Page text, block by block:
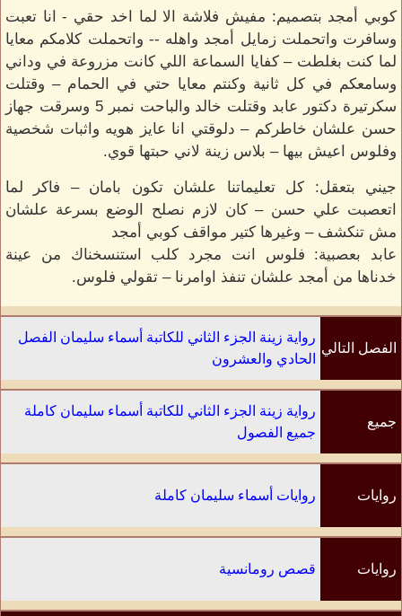
كوبي أمجد بتصميم: مفيش فلاشة الا لما اخد حقي - انا تعبت
وسافرت واتحملت زمايل أمجد واهله -- واتحملت كلامكم معايا
لما كنت بغلطت – كفايا السماعة اللي كانت مزروعة في وداني
وسامعكم في كل ثانية وكنتم معايا حتي في الحمام – وقتلت
سكرتيرة دكتور عابد وقتلت خالد والباحت نمبر 5 وسرقت جهاز
حسن علشان خاطركم – دلوقتي انا عايز هويه واثبات شخصية
وفلوس اعيش بيها – بلاس زينة لاني حبتها قوي.
جيني بتعقل: كل تعليماتنا علشان تكون بامان – فاكر لما
اتعصبت علي حسن – كان لازم نصلح الوضع بسرعة علشان
مش تنكشف – وغيرها كتير مواقف كوبي أمجد
عابد بعصبية: فلوس انت مجرد كلب استنسخناك من عينة
خدناها من أمجد علشان تنفذ اوامرنا – تقولي فلوس.
الفصل التالي
رواية زينة الجزء الثاني للكاتبة أسماء سليمان الفصل
الحادي والعشرون
جميع
رواية زينة الجزء الثاني للكاتبة أسماء سليمان كاملة
جميع الفصول
روايات روايات أسماء سليمان كاملة
روايات قصص رومانسية